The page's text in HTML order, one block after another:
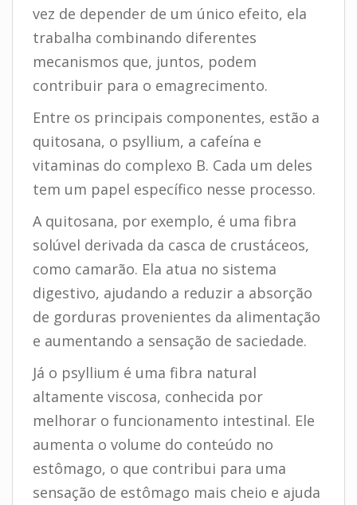
vez de depender de um único efeito, ela
trabalha combinando diferentes
mecanismos que, juntos, podem
contribuir para o emagrecimento.
Entre os principais componentes, estão a
quitosana, o psyllium, a cafeína e
vitaminas do complexo B. Cada um deles
tem um papel específico nesse processo.
A quitosana, por exemplo, é uma fibra
solúvel derivada da casca de crustáceos,
como camarão. Ela atua no sistema
digestivo, ajudando a reduzir a absorção
de gorduras provenientes da alimentação
e aumentando a sensação de saciedade.
Já o psyllium é uma fibra natural
altamente viscosa, conhecida por
melhorar o funcionamento intestinal. Ele
aumenta o volume do conteúdo no
estômago, o que contribui para uma
sensação de estômago mais cheio e ajuda